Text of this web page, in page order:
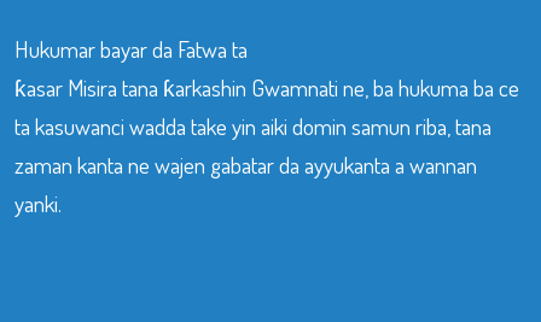
Hukumar bayar da Fatwa ta
ƙasar Misira tana ƙarkashin Gwamnati ne, ba hukuma ba ce
ta kasuwanci wadda take yin aiki domin samun riba, tana
zaman kanta ne wajen gabatar da ayyukanta a wannan
yanki.